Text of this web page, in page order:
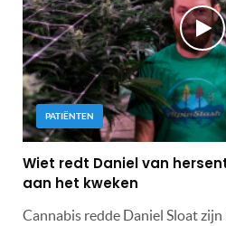
PATIËNTEN
Wiet redt Daniel van
aan het kweken
Cannabis redde Daniel Sloat zijn